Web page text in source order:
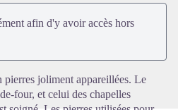
afin d'y avoir accès hors
joliment appareillées. Le
four, et celui des chapelles